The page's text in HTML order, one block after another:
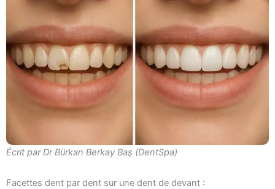
Écrit par Dr Bürkan Berkay Baş (DentSpa)
Facettes dent par dent sur une dent de devant :